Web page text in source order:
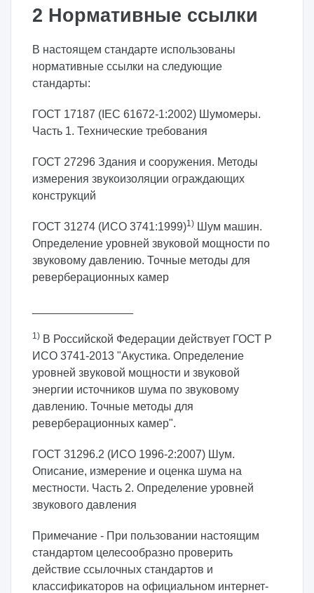
2 Нормативные ссылки
В настоящем стандарте использованы
нормативные ссылки на следующие
стандарты:
ГОСТ 17187 (IEC 61672-1:2002) Шумомеры.
Часть 1. Технические требования
ГОСТ 27296 Здания и сооружения. Методы
измерения звукоизоляции ограждающих
конструкций
ГОСТ 31274 (ИСО 3741:1999)1) Шум машин.
Определение уровней звуковой мощности по
звуковому давлению. Точные методы для
реверберационных камер
1) В Российской Федерации действует ГОСТ Р
ИСО 3741-2013 "Акустика. Определение
уровней звуковой мощности и звуковой
энергии источников шума по звуковому
давлению. Точные методы для
реверберационных камер".
ГОСТ 31296.2 (ИСО 1996-2:2007) Шум.
Описание, измерение и оценка шума на
местности. Часть 2. Определение уровней
звукового давления
Примечание - При пользовании настоящим
стандартом целесообразно проверить
действие ссылочных стандартов и
классификаторов на официальном интернет-